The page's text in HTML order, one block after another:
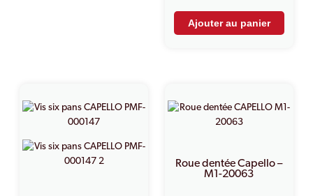
Ajouter au panier
Roue dentée Capello –
M1-20063